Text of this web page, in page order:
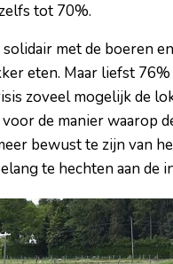
tot 70%.
met de boeren
eten. Maar liefst
zoveel mogelijk de
de manier waarop
bewust te zijn van
te hechten aan de